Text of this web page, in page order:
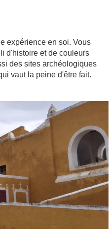
expérience en soi. Vous
d'histoire et de couleurs
des sites archéologiques
vaut la peine d'être fait.